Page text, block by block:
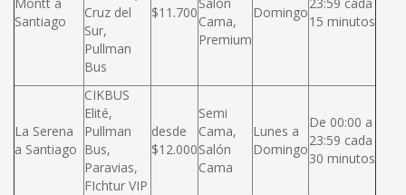
Santiago
Cruz del
Sur,
Pullman
Bus
$11.700
Cama,
Premium
Domingo
15 minutos
La Serena
a Santiago
CIKBUS
Elité,
Pullman
Bus,
Paravias,
FIchtur VIP
desde
$12.000
Semi
Cama,
Salón
Cama
Lunes a
Domingo
De 00:00 a
23:59 cada
30 minutos